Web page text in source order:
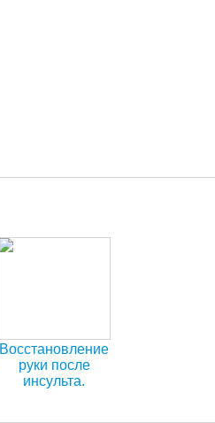
Восстановление
руки после
инсульта.